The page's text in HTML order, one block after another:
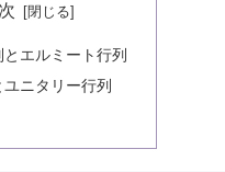
エルミート行列
ニタリー行列